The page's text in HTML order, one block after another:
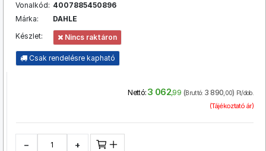
Vonalkód: 4007885450896
Márka:
DAHLE
Készlet:
Nincs raktáron
Csak rendelésre kapható
Nettó: 3 062,99 (Bruttó: 3 890,00) Ft/dob.
(Tájékoztató ár)
− +